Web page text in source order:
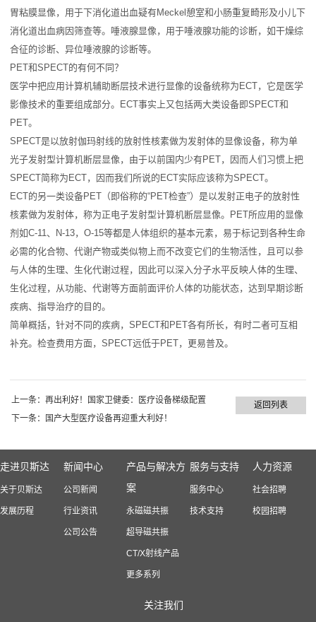
胃粘膜显像，用于下消化道出血疑有Meckel憩室和小肠重复畸形及小儿下
消化道出血病因筛查等。唾液腺显像，用于唾液腺功能的诊断，如干燥综
合征的诊断、异位唾液腺的诊断等。
PET和SPECT的有何不同？
医学中把应用计算机辅助断层技术进行显像的设备统称为ECT，它是医学
影像技术的重要组成部分。ECT事实上又包括两大类设备即SPECT和
PET。
SPECT是以放射伽玛射线的放射性核素做为发射体的显像设备，称为单
光子发射型计算机断层显像，由于以前国内少有PET，因而人们习惯上把
SPECT简称为ECT，因而我们所说的ECT实际应该称为SPECT。
ECT的另一类设备PET（即俗称的“PET检查”）是以发射正电子的放射性
核素做为发射体，称为正电子发射型计算机断层显像。PET所应用的显像
剂如C-11、N-13，O-15等都是人体组织的基本元素，易于标记到各种生命
必需的化合物、代谢产物或类似物上而不改变它们的生物活性，且可以参
与人体的生理、生化代谢过程，因此可以深入分子水平反映人体的生理、
生化过程，从功能、代谢等方面前面评价人体的功能状态，达到早期诊断
疾病、指导治疗的目的。
简单概括，针对不同的疾病，SPECT和PET各有所长，有时二者可互相
补充。检查费用方面，SPECT远低于PET，更易普及。
上一条：再出利好！国家卫健委：医疗设备梯级配置
下一条：
国产大型医疗设备再迎重大利好！
返回列表
走进贝斯达
关于贝斯达
发展历程
新闻中心
公司新闻
行业资讯
公司公告
产品与解决方
案
永磁磁共振
超导磁共振
CT/X射线产品
更多系列
服务与支持
服务中心
技术支持
人力资源
社会招聘
校园招聘
关注我们